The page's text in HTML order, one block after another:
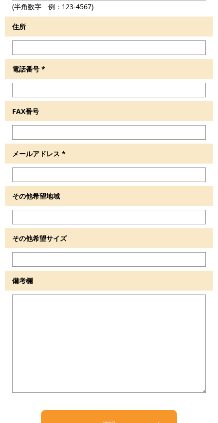
(半角数字 例：123-4567)
住所
電話番号 *
FAX番号
メールアドレス *
その他希望地域
その他希望サイズ
備考欄